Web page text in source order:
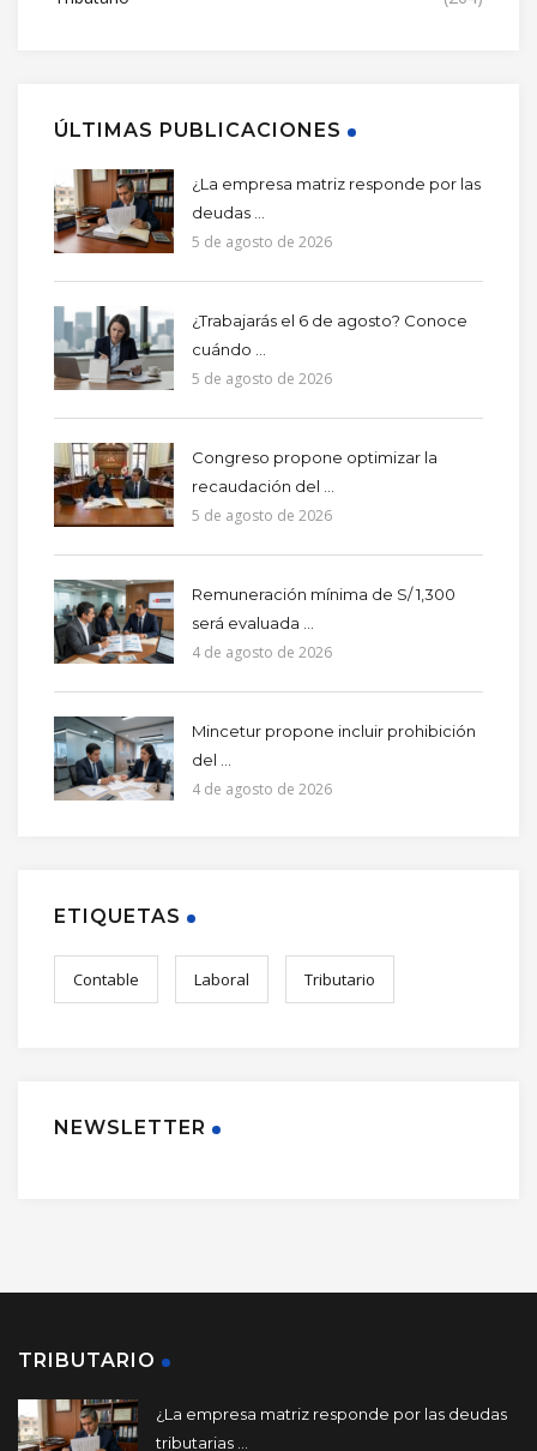
ÚLTIMAS PUBLICACIONES
¿La empresa matriz responde por las
deudas ...
5 de agosto de 2026
¿Trabajarás el 6 de agosto? Conoce
cuándo ...
5 de agosto de 2026
Congreso propone optimizar la
recaudación del ...
5 de agosto de 2026
Remuneración mínima de S/ 1,300
será evaluada ...
4 de agosto de 2026
Mincetur propone incluir prohibición
del ...
4 de agosto de 2026
ETIQUETAS
Contable Laboral Tributario
NEWSLETTER
TRIBUTARIO
¿La empresa matriz responde por las deudas
tributarias ...